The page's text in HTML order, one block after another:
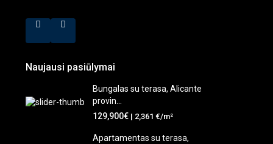
Naujausi pasiūlymai
Bungalas su terasa, Alicante
provin...
129,900€ | 2,361 €/m²
Apartamentas su terasa,